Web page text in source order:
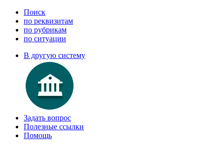
Поиск
по реквизитам
по рубрикам
по ситуации
В другую систему
Задать вопрос
Полезные ссылки
Помощь